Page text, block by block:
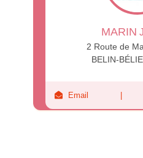
MARIN
2 Route de
BELIN-
Email